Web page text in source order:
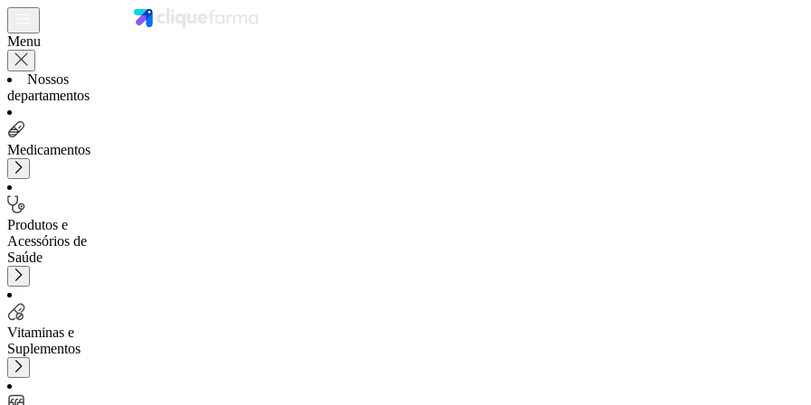
Menu
Nossos
departamentos
Medicamentos
Produtos e
Acessórios de
Saúde
Vitaminas e
Suplementos